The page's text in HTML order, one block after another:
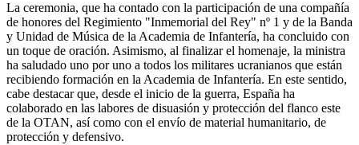
La ceremonia, que ha contado con la participación de una compañía
de honores del Regimiento "Inmemorial del Rey" nº 1 y de la Banda
y Unidad de Música de la Academia de Infantería, ha concluido con
un toque de oración. Asimismo, al finalizar el homenaje, la ministra
ha saludado uno por uno a todos los militares ucranianos que están
recibiendo formación en la Academia de Infantería. En este sentido,
cabe destacar que, desde el inicio de la guerra, España ha
colaborado en las labores de disuasión y protección del flanco este
de la OTAN, así como con el envío de material humanitario, de
protección y defensivo.